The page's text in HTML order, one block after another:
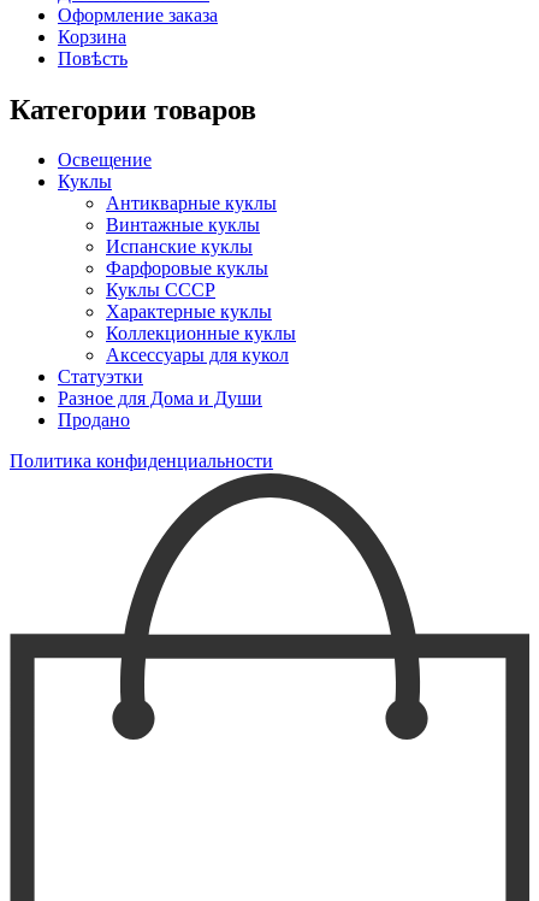
Оформление заказа
Корзина
Повѣсть
Категории товаров
Освещение
Куклы
Антикварные куклы
Винтажные куклы
Испанские куклы
Фарфоровые куклы
Куклы СССР
Характерные куклы
Коллекционные куклы
Аксессуары для кукол
Статуэтки
Разное для Дома и Души
Продано
Политика конфиденциальности